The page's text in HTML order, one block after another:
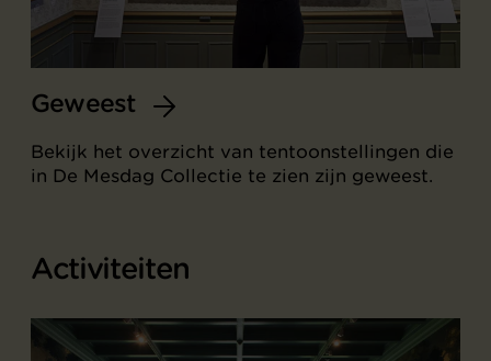
Geweest
Bekijk het overzicht van tentoonstellingen die
in De Mesdag Collectie te zien zijn geweest.
Activiteiten